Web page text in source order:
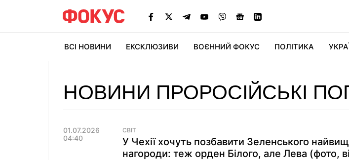
ВСІ НОВИНИ ЕКСКЛЮЗИВИ ВОЄННИЙ ФОКУС ПОЛІТИКА
НОВИНИ ПРОРОСІЙСЬКІ
01.07.2026
04:40
СВІТ
У Чехії хочуть позбавити Зеленського
нагороди: теж орден Білого, але Лева (фото,